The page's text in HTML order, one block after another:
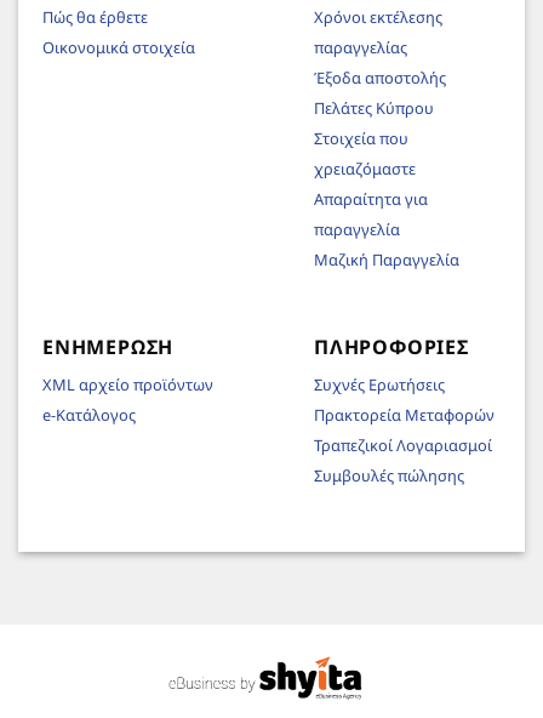
Πώς θα έρθετε
Οικονομικά στοιχεία
Χρόνοι εκτέλεσης
παραγγελίας
Έξοδα αποστολής
Πελάτες Κύπρου
Στοιχεία που
χρειαζόμαστε
Απαραίτητα για
παραγγελία
Μαζική Παραγγελία
ΕΝΗΜΈΡΩΣΗ
XML αρχείο προϊόντων
e-Κατάλογος
ΠΛΗΡΟΦΟΡΊΕΣ
Συχνές Ερωτήσεις
Πρακτορεία Μεταφορών
Τραπεζικοί Λογαριασμοί
Συμβουλές πώλησης